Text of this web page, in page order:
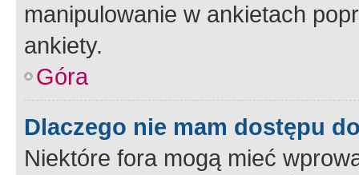
manipulowanie w ankietach
ankiety.
Góra
Dlaczego nie mam dostępu
Niektóre fora mogą mieć